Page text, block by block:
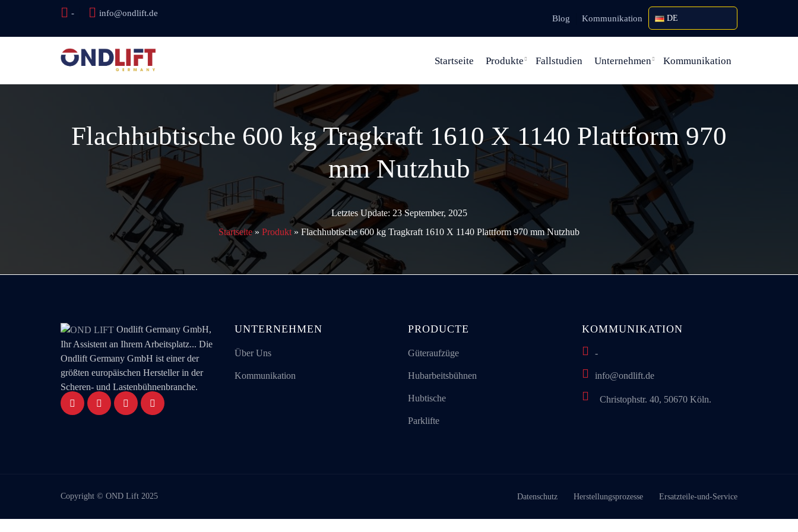
- info@ondlift.de
Blog Kommunikation DE
Startseite Produkte Fallstudien Unternehmen Kommunikation
Flachhubtische 600 kg Tragkraft 1610 X 1140 Plattform 970
mm Nutzhub
Letztes Update: 23 September, 2025
Startseite» Produkt » Flachhubtische 600 kg Tragkraft 1610 X 1140 Plattform 970 mm Nutzhub
Ondlift Germany GmbH,
Ihr Assistent an Ihrem Arbeitsplatz... Die
Ondlift Germany GmbH ist einer der
größten europäischen Hersteller in der
Scheren- und Lastenbühnenbranche.
UNTERNEHMEN
Über Uns
Kommunikation
PRODUCTE
Güteraufzüge
Hubarbeitsbühnen
Hubtische
Parklifte
KOMMUNIKATION
-
info@ondlift.de
Christophstr. 40, 50670 Köln.
Copyright © OND Lift 2025 Datenschutz Herstellungsprozesse Ersatzteile-und-Service